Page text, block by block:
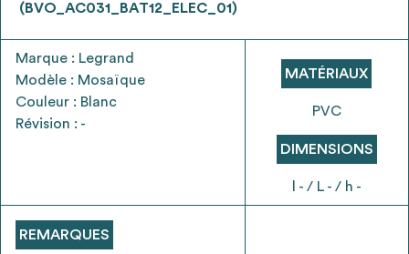
Être recontacté afin d’obtenir plus de
renseignements sur les modalités et
stratégies de récupérations
* Attention, l’ajout des matériaux à sa liste et son envoi ne
(BVO_AC031_BAT12_ELEC_01)
Marque : Legrand
Modèle : Mosaïque
Couleur : Blanc
Révision : -
REMARQUES
MATÉRIAUX
PVC
DIMENSIONS
l - / L - / h -